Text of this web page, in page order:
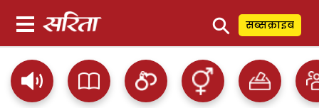
⚲ सब्सक्राइब